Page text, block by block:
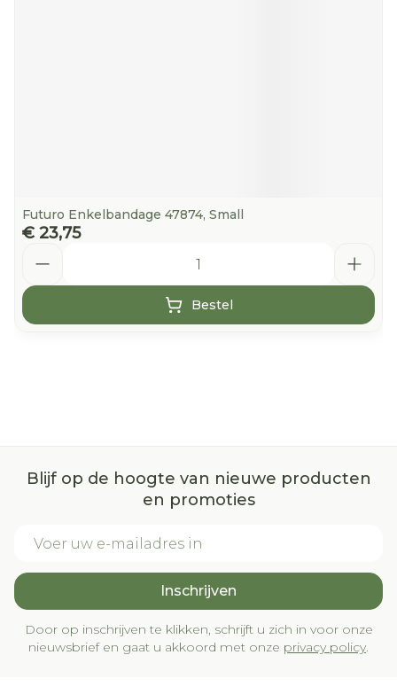
Futuro Enkelbandage 47874, Small
€ 23,75
Bestel
Blijf op de hoogte van nieuwe producten
en promoties
Inschrijven
Door op inschrijven te klikken, schrijft u zich in voor onze
nieuwsbrief en gaat u akkoord met onze privacy policy.